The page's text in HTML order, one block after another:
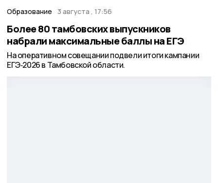
Образование 3 августа , 17:56
Более 80 тамбовских выпускников
набрали максимальные баллы на ЕГЭ
На оперативном совещании подвели итоги кампании
ЕГЭ‑2026 в Тамбовской области.